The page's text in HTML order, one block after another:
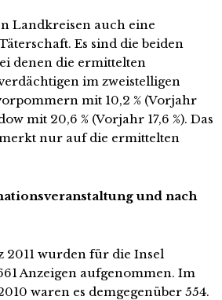
Landkreisen auch eine
Es sind die beiden
denen die ermittelten
im zweistelligen
mit 10,2 % (Vorjahr
mit 20,6 % (Vorjahr 17,6 %). Das
nur auf die ermittelten
und nach
2011 wurden für die Insel
Anzeigen aufgenommen. Im
waren es demgegenüber 554.